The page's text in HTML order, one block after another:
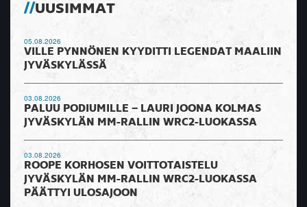
UUSIMMAT
05.08.2026
VILLE PYNNÖNEN KYYDITTI LEGENDAT MAALIIN
JYVÄSKYLÄSSÄ
03.08.2026
PALUU PODIUMILLE – LAURI JOONA KOLMAS
JYVÄSKYLÄN MM-RALLIN WRC2-LUOKASSA
03.08.2026
ROOPE KORHOSEN VOITTOTAISTELU
JYVÄSKYLÄN MM-RALLIN WRC2-LUOKASSA
PÄÄTTYI ULOSAJOON